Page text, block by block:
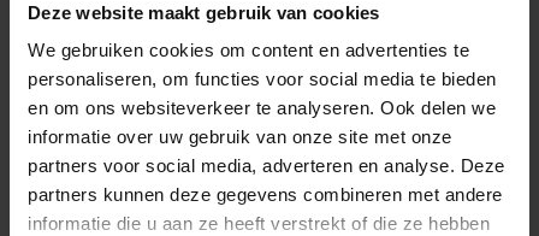
Deze website maakt gebruik van cookies
We gebruiken cookies om content en advertenties te
personaliseren, om functies voor social media te bieden
en om ons websiteverkeer te analyseren. Ook delen we
informatie over uw gebruik van onze site met onze
partners voor social media, adverteren en analyse. Deze
partners kunnen deze gegevens combineren met andere
informatie die u aan ze heeft verstrekt of die ze hebben
verwerkingsadvies link:
Advies voor je tuin verwerkings advies GeoProArte
Tegeldragers